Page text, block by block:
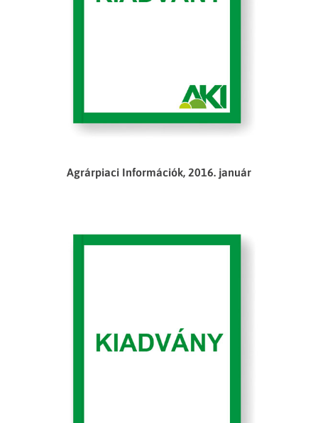
Agrárpiaci Információk, 2016. január